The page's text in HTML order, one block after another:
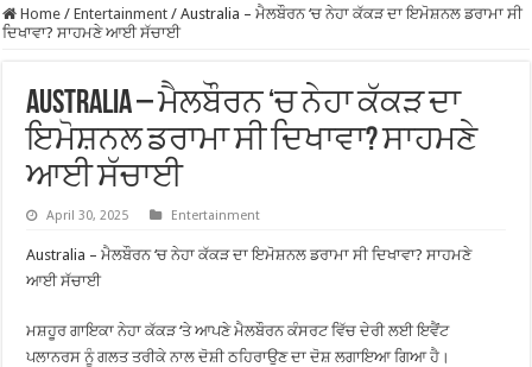
Home / Entertainment / Australia – ਮੈਲਬੌਰਨ ‘ਚ ਨੇਹਾ ਕੱਕੜ ਦਾ ਇਮੋਸ਼ਨਲ ਡਰਾਮਾ ਸੀ
ਦਿਖਾਵਾ? ਸਾਹਮਣੇ ਆਈ ਸੱਚਾਈ
Australia – ਮੈਲਬੌਰਨ ‘ਚ ਨੇਹਾ ਕੱਕੜ ਦਾ
ਇਮੋਸ਼ਨਲ ਡਰਾਮਾ ਸੀ ਦਿਖਾਵਾ? ਸਾਹਮਣੇ
ਆਈ ਸੱਚਾਈ
April 30, 2025 Entertainment
Australia – ਮੈਲਬੌਰਨ ‘ਚ ਨੇਹਾ ਕੱਕੜ ਦਾ ਇਮੋਸ਼ਨਲ ਡਰਾਮਾ ਸੀ ਦਿਖਾਵਾ? ਸਾਹਮਣੇ
ਆਈ ਸੱਚਾਈ
ਮਸ਼ਹੂਰ ਗਾਇਕਾ ਨੇਹਾ ਕੱਕੜ ‘ਤੇ ਆਪਣੇ ਮੈਲਬੌਰਨ ਕੰਸਰਟ ਵਿੱਚ ਦੇਰੀ ਲਈ ਇਵੈਂਟ
ਪਲਾਨਰਸ ਨੂੰ ਗਲਤ ਤਰੀਕੇ ਨਾਲ ਦੋਸ਼ੀ ਠਹਿਰਾਉਣ ਦਾ ਦੋਸ਼ ਲਗਾਇਆ ਗਿਆ ਹੈ।